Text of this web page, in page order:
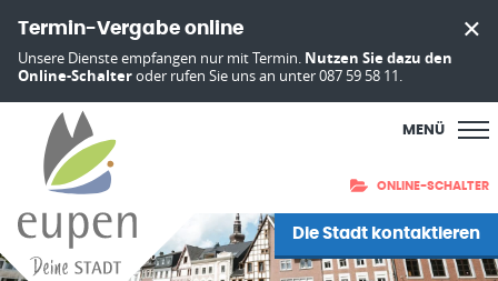
Termin-Vergabe online
Unsere Dienste empfangen nur mit Termin. Nutzen Sie dazu den
Online-Schalteroder rufen Sie uns an unter 087 59 58 11.
MENÜ
ONLINE-SCHALTER
Die Stadt kontaktieren